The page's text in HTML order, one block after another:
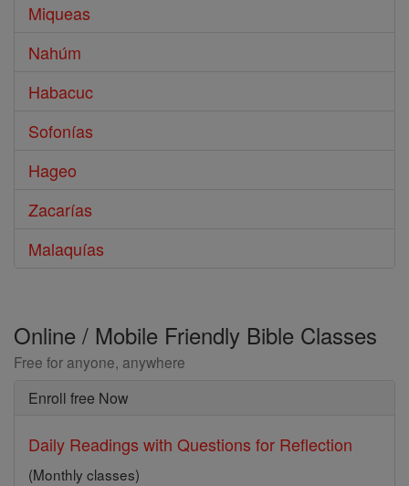
Miqueas
Nahúm
Habacuc
Sofonías
Hageo
Zacarías
Malaquías
Online / Mobile Friendly Bible Classes
Free for anyone, anywhere
Enroll free Now
Daily Readings with Questions for Reflection
(Monthly classes)